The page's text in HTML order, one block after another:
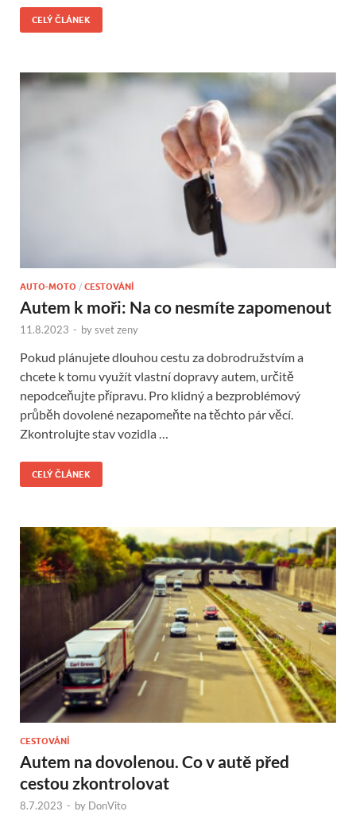
CELÝ ČLÁNEK
AUTO-MOTO / CESTOVÁNÍ
Autem k moři: Na co nesmíte zapomenout
11.8.2023 - bysvet zeny
Pokud plánujete dlouhou cestu za dobrodružstvím a
chcete k tomu využít vlastní dopravy autem, určitě
nepodceňujte přípravu. Pro klidný a bezproblémový
průběh dovolené nezapomeňte na těchto pár věcí.
Zkontrolujte stav vozidla …
CELÝ ČLÁNEK
CESTOVÁNÍ
Autem na dovolenou. Co v autě před
cestou zkontrolovat
8.7.2023 - by DonVito